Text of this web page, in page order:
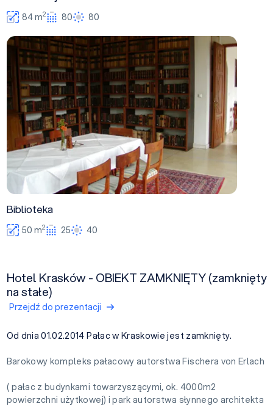
84 m2 80 80
Biblioteka
Biblioteka
50 m2 25 40
Hotel Krasków - OBIEKT ZAMKNIĘTY (zamknięty
na stałe)
Przejdź do prezentacji
Od dnia 01.02.2014 Pałac w Kraskowie jest zamknięty.
Barokowy kompleks pałacowy autorstwa Fischera von Erlach
( pałac z budynkami towarzyszącymi, ok. 4000m2
powierzchni użytkowej) i park autorstwa słynnego architekta